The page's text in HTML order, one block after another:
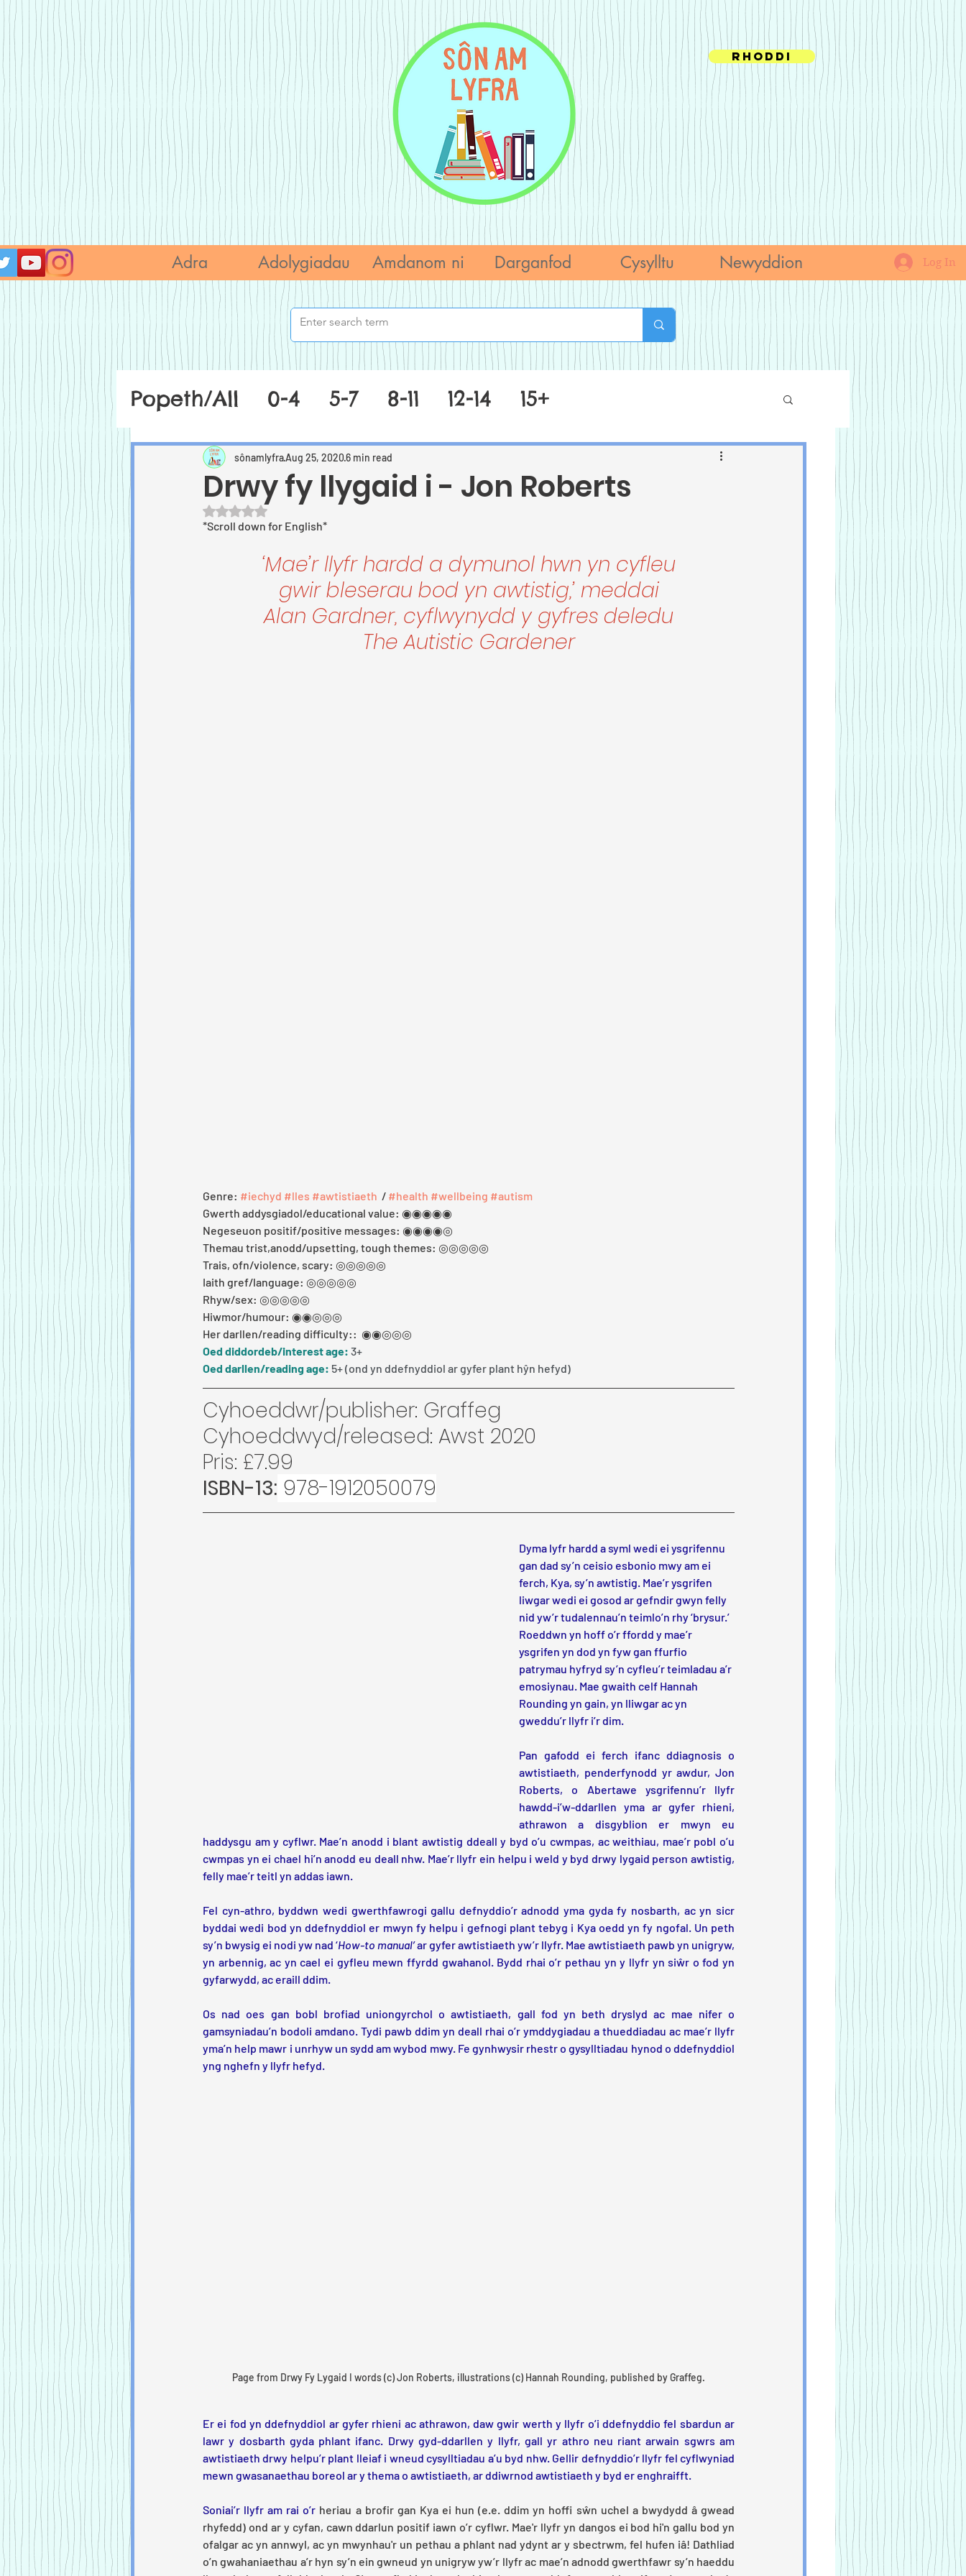
Rhoddi
Adra Adolygiadau Amdanom ni Darganfod Cysylltu Newyddion Log In
Popeth/All 0-4 5-7 8-11 12-14 15+
Drwy fy llygaid i - Jon Roberts
sônamlyfraAug 25, 20206 min read
Rated NaN out of 5 stars.
*Scroll down for English*
‘Mae’r llyfr hardd a dymunol hwn yn cyfleu
gwir bleserau bod yn awtistig,’ meddai
Alan Gardner, cyflwynydd y gyfres deledu
The Autistic Gardener
Genre: #iechyd #lles #awtistiaeth
  /
#health #wellbeing #autism
Gwerth addysgiadol/educational value: ◉◉◉◉◉
Negeseuon positif/positive messages: ◉◉◉◉◎
Themau trist,anodd/upsetting, tough themes: ◎◎◎◎◎
Trais, ofn/violence, scary: ◎◎◎◎◎
Iaith gref/language: ◎◎◎◎◎
Rhyw/sex: ◎◎◎◎◎
Hiwmor/humour: ◉◉◎◎◎
Her darllen/reading difficulty::  ◉◉◎◎◎
Oed diddordeb/interest age: 3+
Oed darllen/reading age: 5+ (ond yn ddefnyddiol ar gyfer plant hŷn hefyd)
Cyhoeddwr/publisher: Graffeg
Cyhoeddwyd/released: Awst 2020
Pris: £7.99
ISBN-13: 978-1912050079
Dyma lyfr hardd a syml wedi ei ysgrifennu
gan dad sy’n ceisio esbonio mwy am ei
ferch, Kya, sy’n awtistig. Mae’r ysgrifen
liwgar wedi ei gosod ar gefndir gwyn felly
nid yw’r tudalennau’n teimlo’n rhy ‘brysur.’
Roeddwn yn hoff o’r ffordd y mae’r
ysgrifen yn dod yn fyw gan ffurfio
patrymau hyfryd sy’n cyfleu’r teimladau a’r
emosiynau. Mae gwaith celf Hannah
Rounding yn gain, yn lliwgar ac yn
gweddu’r llyfr i’r dim.
Pan gafodd ei ferch ifanc ddiagnosis o
awtistiaeth, penderfynodd yr awdur, Jon
Roberts, o Abertawe ysgrifennu’r llyfr
hawdd-i’w-ddarllen yma ar gyfer rhieni,
athrawon a disgyblion er mwyn eu
haddysgu am y cyflwr. Mae’n anodd i blant awtistig ddeall y byd o’u cwmpas, ac weithiau, mae’r pobl o’u
cwmpas yn ei chael hi’n anodd eu deall nhw. Mae’r llyfr ein helpu i weld y byd drwy lygaid person awtistig,
felly mae’r teitl yn addas iawn.
Fel cyn-athro, byddwn wedi gwerthfawrogi gallu defnyddio’r adnodd yma gyda fy nosbarth, ac yn sicr
byddai wedi bod yn ddefnyddiol er mwyn fy helpu i gefnogi plant tebyg i Kya oedd yn fy ngofal. Un peth
sy’n bwysig ei nodi yw nad ‘How-to manual’ ar gyfer awtistiaeth yw’r llyfr. Mae awtistiaeth pawb yn unigryw,
yn arbennig, ac yn cael ei gyfleu mewn ffyrdd gwahanol. Bydd rhai o’r pethau yn y llyfr yn siŵr o fod yn
gyfarwydd, ac eraill ddim.
Os nad oes gan bobl brofiad uniongyrchol o awtistiaeth, gall fod yn beth dryslyd ac mae nifer o
gamsyniadau’n bodoli amdano. Tydi pawb ddim yn deall rhai o’r ymddygiadau a thueddiadau ac mae’r llyfr
yma’n help mawr i unrhyw un sydd am wybod mwy. Fe gynhwysir rhestr o gysylltiadau hynod o ddefnyddiol
yng nghefn y llyfr hefyd.
Page from Drwy Fy Lygaid I words (c) Jon Roberts, illustrations (c) Hannah Rounding, published by Graffeg.
Er ei fod yn ddefnyddiol ar gyfer rhieni ac athrawon, daw gwir werth y llyfr o’i ddefnyddio fel sbardun ar
lawr y dosbarth gyda phlant ifanc. Drwy gyd-ddarllen y llyfr, gall yr athro neu riant arwain sgwrs am
awtistiaeth drwy helpu’r plant lleiaf i wneud cysylltiadau a’u byd nhw. Gellir defnyddio’r llyfr fel cyflwyniad
mewn gwasanaethau boreol ar y thema o awtistiaeth, ar ddiwrnod awtistiaeth y byd er enghraifft.
Soniai’r llyfr am rai o’r heriau a brofir gan Kya ei hun (e.e. ddim yn hoffi sŵn uchel a bwydydd â gwead
rhyfedd) ond ar y cyfan, cawn ddarlun positif iawn o’r cyflwr. Mae'r llyfr yn dangos ei bod hi'n gallu bod yn
ofalgar ac yn annwyl, ac yn mwynhau'r un pethau a phlant nad ydynt ar y sbectrwm, fel hufen iâ! Dathliad
o’n gwahaniaethau a’r hyn sy’n ein gwneud yn unigryw yw’r llyfr ac mae’n adnodd gwerthfawr sy’n haeddu